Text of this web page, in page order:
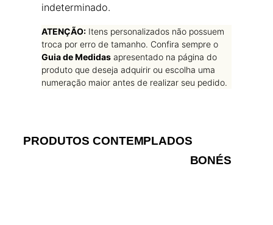
indeterminado.
ATENÇÃO: Itens personalizados não possuem
troca por erro de tamanho. Confira sempre o
Guia de Medidas apresentado na página do
produto que deseja adquirir ou escolha uma
numeração maior antes de realizar seu pedido.
PRODUTOS CONTEMPLADOS
BONÉS